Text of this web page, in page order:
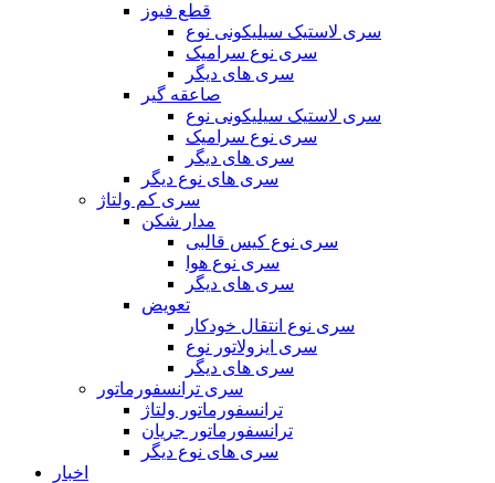
قطع فیوز
سری لاستیک سیلیکونی نوع
سری نوع سرامیک
سری های دیگر
صاعقه گیر
سری لاستیک سیلیکونی نوع
سری نوع سرامیک
سری های دیگر
سری های نوع دیگر
سری کم ولتاژ
مدار شکن
سری نوع کیس قالبی
سری نوع هوا
سری های دیگر
تعویض
سری نوع انتقال خودکار
سری ایزولاتور نوع
سری های دیگر
سری ترانسفورماتور
ترانسفورماتور ولتاژ
ترانسفورماتور جریان
سری های نوع دیگر
اخبار